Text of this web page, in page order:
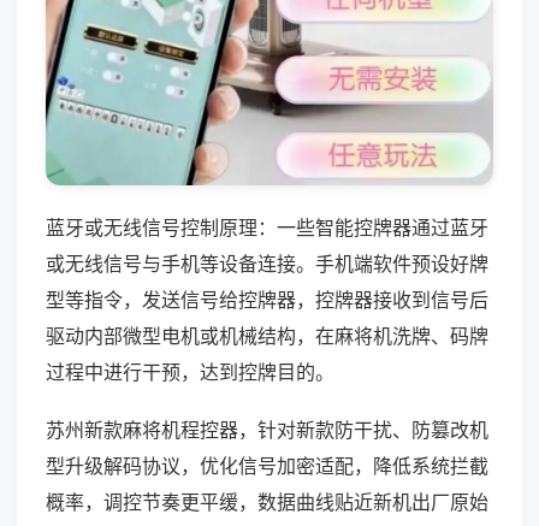
蓝牙或无线信号控制原理：一些智能控牌器通过蓝牙
或无线信号与手机等设备连接。手机端软件预设好牌
型等指令，发送信号给控牌器，控牌器接收到信号后
驱动内部微型电机或机械结构，在麻将机洗牌、码牌
过程中进行干预，达到控牌目的。
苏州新款麻将机程控器，针对新款防干扰、防篡改机
型升级解码协议，优化信号加密适配，降低系统拦截
概率，调控节奏更平缓，数据曲线贴近新机出厂原始